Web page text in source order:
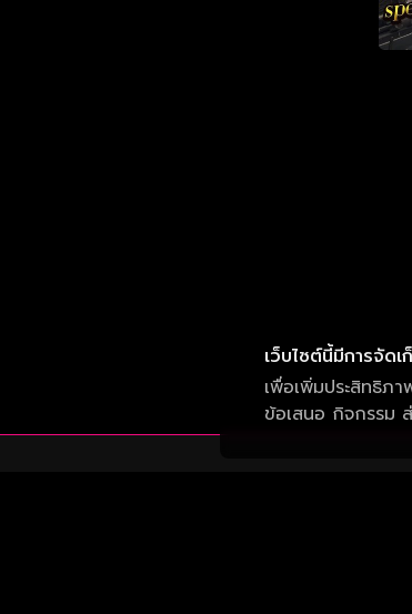
เว็บไซต์นี้มีการจัดเ
เพื่อเพิ่มประสิทธิภ
ข้อเสนอ กิจกรรม